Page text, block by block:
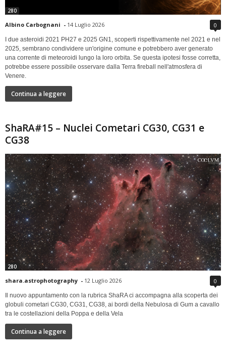
280
Albino Carbognani - 14 Luglio 2026 0
I due asteroidi 2021 PH27 e 2025 GN1, scoperti rispettivamente nel 2021 e nel
2025, sembrano condividere un'origine comune e potrebbero aver generato
una corrente di meteoroidi lungo la loro orbita. Se questa ipotesi fosse corretta,
potrebbe essere possibile osservare dalla Terra fireball nell'atmosfera di
Venere.
Continua a leggere
ShaRA#15 – Nuclei Cometari CG30, CG31 e
CG38
280
shara.astrophotography - 12 Luglio 2026 0
Il nuovo appuntamento con la rubrica ShaRA ci accompagna alla scoperta dei
globuli cometari CG30, CG31, CG38, ai bordi della Nebulosa di Gum a cavallo
tra le costellazioni della Poppa e della Vela
Continua a leggere